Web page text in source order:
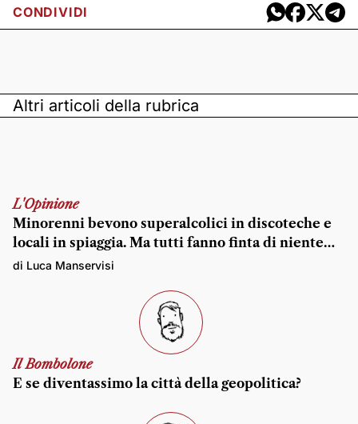
CONDIVIDI
Altri articoli della rubrica
L'Opinione
Minorenni bevono superalcolici in discoteche e
locali in spiaggia. Ma tutti fanno finta di niente…
di Luca Manservisi
Il Bombolone
E se diventassimo la città della geopolitica?